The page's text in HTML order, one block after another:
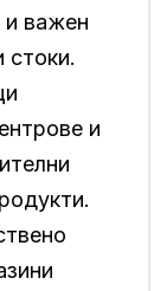
и важен
стоки.
и